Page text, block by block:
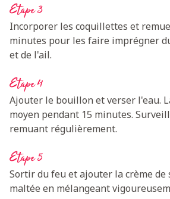
Etape 3
Incorporer les coquillettes et
minutes pour les faire imprégner
et de l'ail.
Etape 4
Ajouter le bouillon et verser l'eau.
moyen pendant 15 minutes.
remuant régulièrement.
Etape 5
Sortir du feu et ajouter la crème de
maltée en mélangeant